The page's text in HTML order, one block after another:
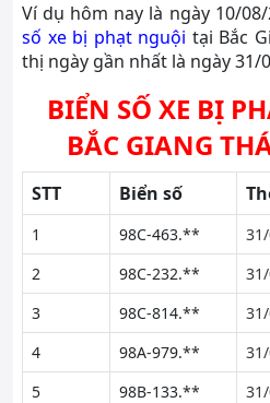
Ví dụ hôm nay là ngày 10/
số xe bị phạt nguội tại Bắc
thị ngày gần nhất là ngày 31/
BIỂN SỐ XE BỊ
BẮC GIANG
STT Biển số
1 98C-463.**
2
98C-232.**
3
98C-814.**
4
98A-979.**
5
98B-133.**